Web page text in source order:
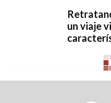
un viaje